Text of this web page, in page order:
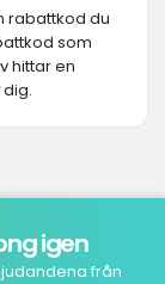
rabattkod du
som
hittar en
igen
från